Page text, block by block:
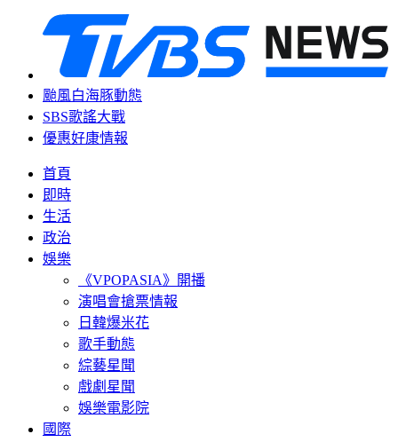
颱風白海豚動態
SBS歌謠大戰
優惠好康情報
首頁
即時
生活
政治
娛樂
《VPOPASIA》開播
演唱會搶票情報
日韓爆米花
歌手動態
綜藝星聞
戲劇星聞
娛樂電影院
國際